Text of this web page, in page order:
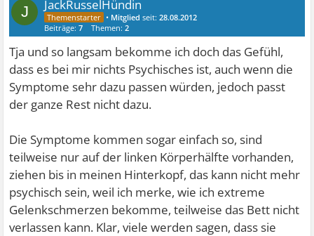
J JackRusselHündin
• Mitglied seit:28.08.2012
Beiträge:7 Themen:2
Tja und so langsam bekomme ich doch das Gefühl,
dass es bei mir nichts Psychisches ist, auch wenn die
Symptome sehr dazu passen würden, jedoch passt
der ganze Rest nicht dazu.
Die Symptome kommen sogar einfach so, sind
teilweise nur auf der linken Körperhälfte vorhanden,
ziehen bis in meinen Hinterkopf, das kann nicht mehr
psychisch sein, weil ich merke, wie ich extreme
Gelenkschmerzen bekomme, teilweise das Bett nicht
verlassen kann. Klar, viele werden sagen, dass sie